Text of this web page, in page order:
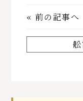
« 前の記事へ